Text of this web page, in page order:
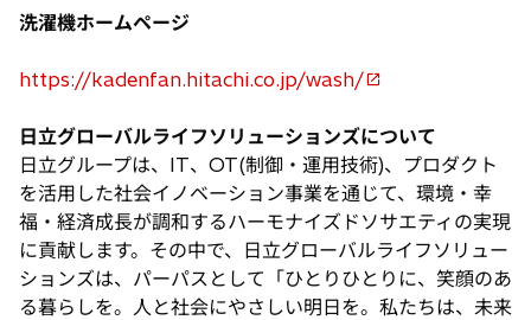
洗濯機ホームページ
https://kadenfan.hitachi.co.jp/wash/
新
い
タ
ブ
で
開
く
日立グローバルライフソリューションズについて
日立グループは、IT、OT(制御・運用技術)、プロダクト
を活用した社会イノベーション事業を通じて、環境・幸
福・経済成長が調和するハーモナイズドソサエティの実現
に貢献します。その中で、日立グローバルライフソリュー
ションズは、パーパスとして「ひとりひとりに、笑顔のあ
る暮らしを。人と社会にやさしい明日を。私たちは、未来